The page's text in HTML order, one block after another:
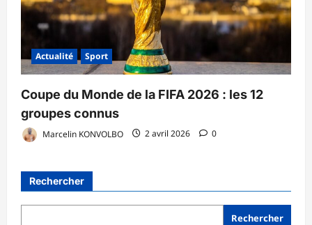
Actualité Sport
Coupe du Monde de la FIFA 2026 : les 12
groupes connus
Marcelin KONVOLBO 2 avril 2026 0
Rechercher
Rechercher